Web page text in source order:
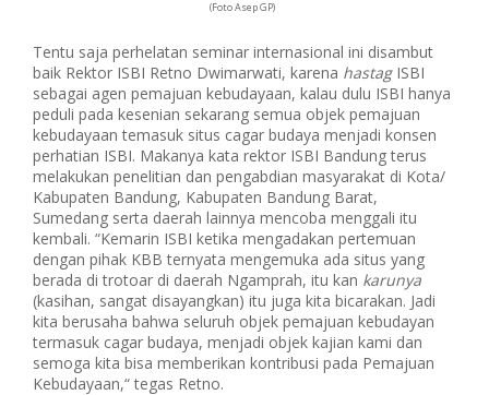
(Foto Asep GP)
Tentu saja perhelatan seminar internasional ini disambut
baik Rektor ISBI Retno Dwimarwati, karena hastagISBI
sebagai agen pemajuan kebudayaan, kalau dulu ISBI hanya
peduli pada kesenian sekarang semua objek pemajuan
kebudayaan temasuk situs cagar budaya menjadi konsen
perhatian ISBI. Makanya kata rektor ISBI Bandung terus
melakukan penelitian dan pengabdian masyarakat di Kota/
Kabupaten Bandung, Kabupaten Bandung Barat,
Sumedang serta daerah lainnya mencoba menggali itu
kembali. “Kemarin ISBI ketika mengadakan pertemuan
dengan pihak KBB ternyata mengemuka ada situs yang
berada di trotoar di daerah Ngamprah, itu kan karunya
(kasihan, sangat disayangkan) itu juga kita bicarakan. Jadi
kita berusaha bahwa seluruh objek pemajuan kebudayan
termasuk cagar budaya, menjadi objek kajian kami dan
semoga kita bisa memberikan kontribusi pada Pemajuan
Kebudayaan,“ tegas Retno.